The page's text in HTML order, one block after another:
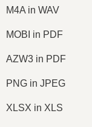
M4A in WAV
MOBI in PDF
AZW3 in PDF
PNG in JPEG
XLSX in XLS